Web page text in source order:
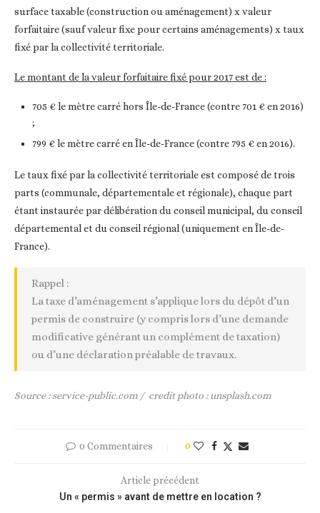
surface taxable (construction ou aménagement) x valeur
forfaitaire (sauf valeur fixe pour certains aménagements) x taux
fixé par la collectivité territoriale.
Le montant de la valeur forfaitaire fixé pour 2017 est de :
705 € le mètre carré hors Île-de-France (contre 701 € en 2016)
;
799 € le mètre carré en Île-de-France (contre 795 € en 2016).
Le taux fixé par la collectivité territoriale est composé de trois
parts (communale, départementale et régionale), chaque part
étant instaurée par délibération du conseil municipal, du conseil
départemental et du conseil régional (uniquement en Île-de-
France).
Rappel :
La taxe d’aménagement s’applique lors du dépôt d’un
permis de construire (y compris lors d’une demande
modificative générant un complément de taxation)
ou d’une déclaration préalable de travaux.
Source : service-public.com / credit photo : unsplash.com
0 Commentaires 0
Article précédent
Un « permis » avant de mettre en location ?